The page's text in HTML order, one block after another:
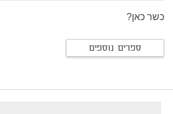
כשר כאן?
ספרים נוספים